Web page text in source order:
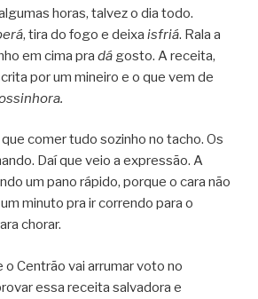
horas, talvez o dia todo.
, tira do fogo e deixa isfriá. Rala a
em cima pra dá gosto. A receita,
por um mineiro e o que vem de
comer tudo sozinho no tacho. Os
Daí que veio a expressão. A
um pano rápido, porque o cara não
minuto pra ir correndo para o
chorar.
o Centrão vai arrumar voto no
essa receita salvadora e